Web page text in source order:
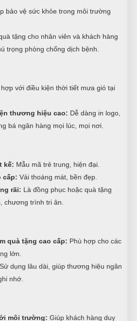
bảo vệ sức khỏe trong môi trường
tặng cho nhân viên và khách hàng
trọng phòng chống dịch bệnh.
hợp với điều kiện thời tiết mưa gió tại
thương hiệu cao: Dễ dàng in logo,
bá ngân hàng mọi lúc, mọi nơi.
kế: Mẫu mã trẻ trung, hiện đại.
cấp: Vải thoáng mát, bền đẹp.
rãi: Là đồng phục hoặc quà tặng
chương trình tri ân.
quà tặng cao cấp: Phù hợp cho các
lớn.
Sử dụng lâu dài, giúp thương hiệu ngân
nhớ.
môi trường: Giúp khách hàng duy